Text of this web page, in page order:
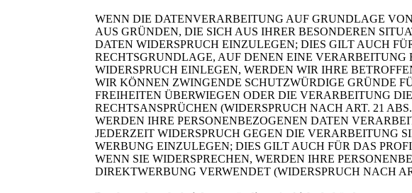
WENN DIE DATENVERARBEITUNG AUF GRUNDLAGE
AUS GRÜNDEN, DIE SICH AUS IHRER BESONDEREN
DATEN WIDERSPRUCH EINZULEGEN; DIES GILT AUCH
RECHTSGRUNDLAGE, AUF DENEN EINE
WIDERSPRUCH EINLEGEN, WERDEN WIR IHRE
WIR KÖNNEN ZWINGENDE SCHUTZWÜRDIGE GRÜNDE
FREIHEITEN ÜBERWIEGEN ODER DIE VERARBEITUNG
RECHTSANSPRÜCHEN (WIDERSPRUCH NACH ART. 21
WERDEN IHRE PERSONENBEZOGENEN DATEN
JEDERZEIT WIDERSPRUCH GEGEN DIE VERARBEITUNG
WERBUNG EINZULEGEN; DIES GILT AUCH FÜR DAS
WENN SIE WIDERSPRECHEN, WERDEN IHRE
DIREKTWERBUNG VERWENDET (WIDERSPRUCH NACH